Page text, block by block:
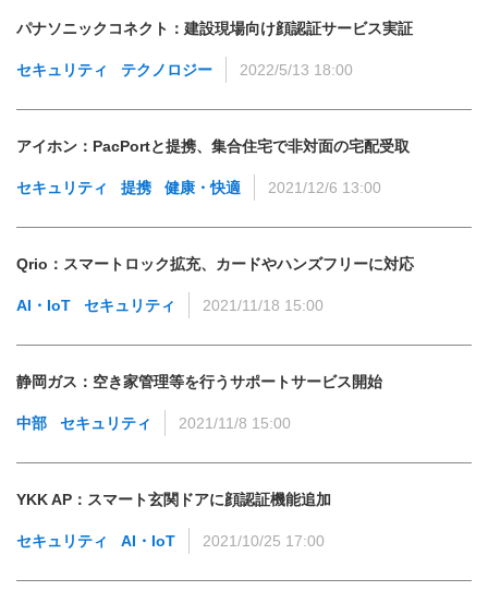
パナソニックコネクト：建設現場向け顔認証サービス実証
セキュリティ テクノロジー 2022/5/13 18:00
アイホン：PacPortと提携、集合住宅で非対面の宅配受取
セキュリティ 提携 健康・快適 2021/12/6 13:00
Qrio：スマートロック拡充、カードやハンズフリーに対応
AI・IoT セキュリティ 2021/11/18 15:00
静岡ガス：空き家管理等を行うサポートサービス開始
中部 セキュリティ 2021/11/8 15:00
YKK AP：スマート玄関ドアに顔認証機能追加
セキュリティ AI・IoT 2021/10/25 17:00